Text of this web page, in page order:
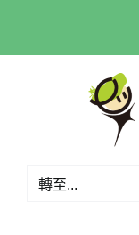
content
轉至...